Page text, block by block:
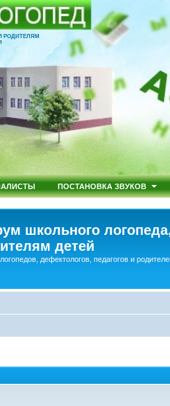
РОДИТЕЛЯМ
ПОСТАНОВКА ЗВУКОВ
школьного
детей
дефектологов, педагогов и